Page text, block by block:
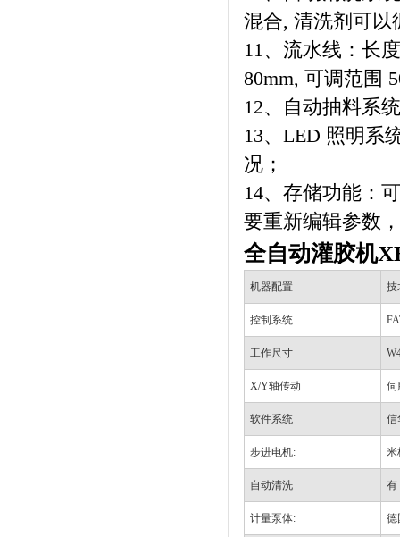
混合, 清洗剂可以
11、流水线：长
80mm, 可调范围
12、自动抽料系
13、LED 照明系
况；
14、存储功能：
要重新编辑参数
全自动灌胶机
机器配置 技
控制系统
工作尺寸
X/Y轴传动 伺
软件系统 信
步进电机: 米
自动清洗 有
计量泵体: 德